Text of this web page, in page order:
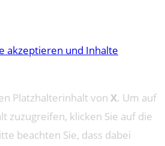
akzeptieren und Inhalte
Platzhalterinhalt von X. Um auf
zuzugreifen, klicken Sie auf die
beachten Sie, dass dabei